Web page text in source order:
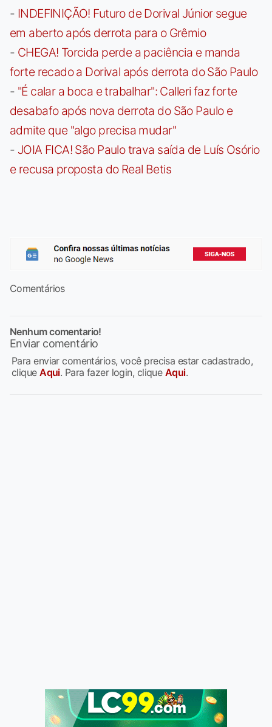
- INDEFINIÇÃO! Futuro de Dorival Júnior segue
em aberto após derrota para o Grêmio
- CHEGA! Torcida perde a paciência e manda
forte recado a Dorival após derrota do São Paulo
- "É calar a boca e trabalhar": Calleri faz forte
desabafo após nova derrota do São Paulo e
admite que "algo precisa mudar"
- JOIA FICA! São Paulo trava saída de Luís Osório
e recusa proposta do Real Betis
Comentários
Nenhum comentario!
Enviar comentário
Para enviar comentários, você precisa estar cadastrado,
cliqueAqui. Para fazer login, clique Aqui.